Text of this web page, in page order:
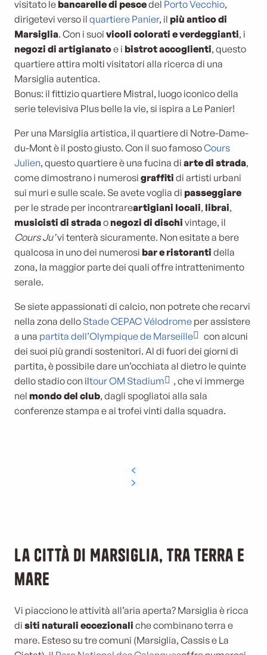
visitato le bancarelle di pescedel Porto Vecchio,
dirigetevi verso il quartiere Panier, il più antico di
Marsiglia. Con i suoi vicoli colorati e verdeggianti, i
negozi di artigianatoe i bistrot accoglienti, questo
quartiere attira molti visitatori alla ricerca di una
Marsiglia autentica.
Bonus: il fittizio quartiere Mistral, luogo iconico della
serie televisiva Plus belle la vie, si ispira a Le Panier!
Per una Marsiglia artistica, il quartiere di Notre-Dame-
du-Mont è il posto giusto. Con il suo famosoCours
Julien, questo quartiere è una fucina di arte di strada,
come dimostrano i numerosi graffiti di artisti urbani
sui muri e sulle scale. Se avete voglia di passeggiare
per le strade per incontrareartigiani locali, librai,
musicisti di stradao negozi di dischi vintage, il
Cours Ju’vi tenterà sicuramente. Non esitate a bere
qualcosa in uno dei numerosi bar e ristoranti della
zona, la maggior parte dei quali offre intrattenimento
serale.
Se siete appassionati di calcio, non potrete che recarvi
nella zona dello Stade CEPAC Vélodrome per assistere
a una partita dell’Olympique de Marseille
con alcuni
dei suoi più grandi sostenitori. Al di fuori dei giorni di
partita, è possibile dare un’occhiata al dietro le quinte
dello stadio con iltour OM Stadium
, che vi immerge
nel mondo del club, dagli spogliatoi alla sala
conferenze stampa e ai trofei vinti dalla squadra.
La città di Marsiglia, tra terra e
mare
Vi piacciono le attività all’aria aperta? Marsiglia è ricca
di siti naturali eccezionali che combinano terra e
mare. Esteso su tre comuni (Marsiglia, Cassis e La